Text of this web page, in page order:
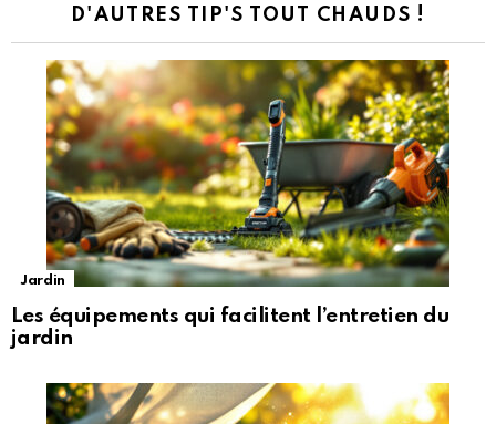
D'AUTRES TIP'S TOUT CHAUDS !
Jardin
Les équipements qui facilitent l’entretien du
jardin